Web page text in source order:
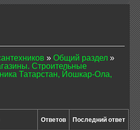
» Общий раздел »
Строительные
Татарстан, Йошкар-Ола,
Ответов Последний ответ